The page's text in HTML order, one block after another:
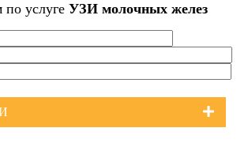
по услуге УЗИ молочных желез